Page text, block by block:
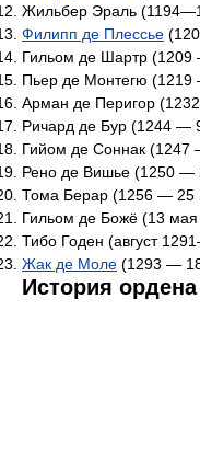
Жильбер Эраль
Филипп де Плессье
Гильом де Шартр (1209
Пьер де Монтегю (1219
Арман де Перигор
Ричард де Бур (1244 —
Гийом де Соннак
Рено де Вишье (1250 —
Тома Берар (1256 — 25
Гильом де Божё (13
Тибо Годен (август
Жак де Моле (1293 —
История ордена